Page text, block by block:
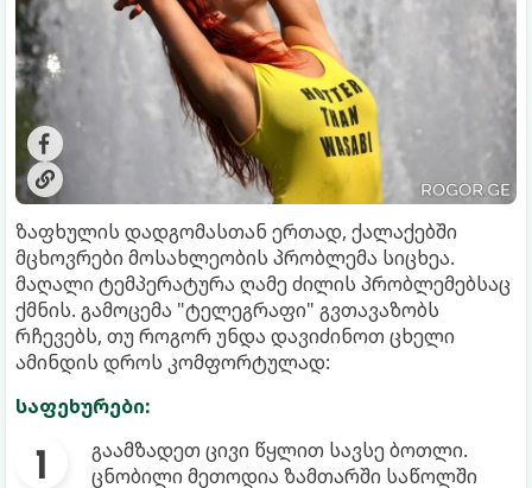
ზაფხულის დადგომასთან ერთად, ქალაქებში
მცხოვრები მოსახლეობის პრობლემა სიცხეა.
მაღალი ტემპერატურა ღამე ძილის პრობლემებსაც
ქმნის. გამოცემა "ტელეგრაფი" გვთავაზობს
რჩევებს, თუ როგორ უნდა დავიძინოთ ცხელი
ამინდის დროს კომფორტულად:
საფეხურები:
გაამზადეთ ცივი წყლით სავსე ბოთლი.
ცნობილი მეთოდია ზამთარში საწოლში